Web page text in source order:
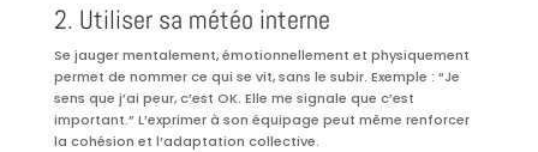
2. Utiliser sa météo interne
Se jauger mentalement, émotionnellement et physiquement
permet de nommer ce qui se vit, sans le subir. Exemple : “Je
sens que j’ai peur, c’est OK. Elle me signale que c’est
important.” L’exprimer à son équipage peut même renforcer
la cohésion et l’adaptation collective.